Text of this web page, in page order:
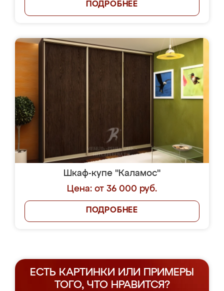
ПОДРОБНЕЕ
Шкаф-купе "Каламос"
Цена: от 36 000 руб.
ПОДРОБНЕЕ
ЕСТЬ КАРТИНКИ ИЛИ ПРИМЕРЫ
ТОГО, ЧТО НРАВИТСЯ?